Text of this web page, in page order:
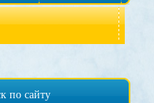
по сайту